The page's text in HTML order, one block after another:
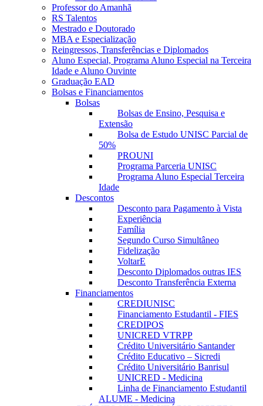
Professor do Amanhã
RS Talentos
Mestrado e Doutorado
MBA e Especialização
Reingressos, Transferências e Diplomados
Aluno Especial, Programa Aluno Especial na Terceira
Idade e Aluno Ouvinte
Graduação EAD
Bolsas e Financiamentos
Bolsas
Bolsas de Ensino, Pesquisa e
Extensão
Bolsa de Estudo UNISC Parcial de
50%
PROUNI
Programa Parceria UNISC
Programa Aluno Especial Terceira
Idade
Descontos
Desconto para Pagamento à Vista
Experiência
Família
Segundo Curso Simultâneo
Fidelização
VoltarE
Desconto Diplomados outras IES
Desconto Transferência Externa
Financiamentos
CREDIUNISC
Financiamento Estudantil - FIES
CREDIPOS
UNICRED VTRPP
Crédito Universitário Santander
Crédito Educativo – Sicredi
Crédito Universitário Banrisul
UNICRED - Medicina
Linha de Financiamento Estudantil
ALUME - Medicina